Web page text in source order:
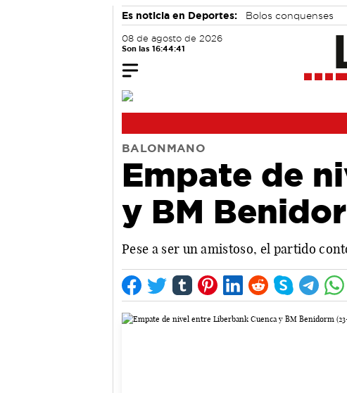
Es noticia en Deportes: Bolos conquenses
08 de agosto de 2026
Son las 16:44:42
BALONMANO
Empate de
y BM
Pese a ser un amistoso, el partido